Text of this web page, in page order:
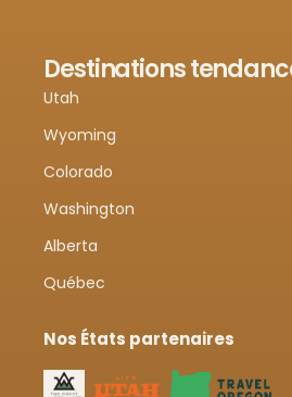
Destinations
Utah
Wyoming
Colorado
Washington
Alberta
Québec
Nos États partenaires